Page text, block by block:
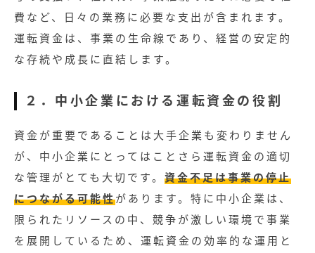
費など、日々の業務に必要な支出が含まれます。
運転資金は、事業の生命線であり、経営の安定的
な存続や成長に直結します。
２．中小企業における運転資金の役割
資金が重要であることは大手企業も変わりません
が、中小企業にとってはことさら運転資金の適切
な管理がとても大切です。 資金不足は事業の停止
につながる可能性があります。特に中小企業は、
限られたリソースの中、競争が激しい環境で事業
を展開しているため、運転資金の効率的な運用と